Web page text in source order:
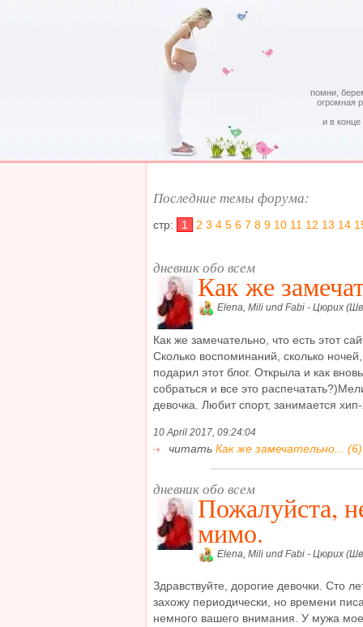
помни,
огромная
и в
Последние темы форума:
стр: 1 2 3 4 5 6 7 8 9 10 11 12 13 14
дневник обо всем
Как же
Elena, Mili und Fabi - Цюрих
Как же замечательно, что есть этот
Сколько воспоминаний, сколько
подарил этот блог. Открыла и как
собраться и все это
девочка. Любит спорт, занимается
10 April 2017, 09:24:04
читать Как же замечательно... (6)
дневник обо всем
Пожалуйста,
мимо.
Elena, Mili und Fabi - Цюрих
Здравствуйте, дорогие девочки. Сто
захожу периодически, но времени
немного вашего внимания. У мужа